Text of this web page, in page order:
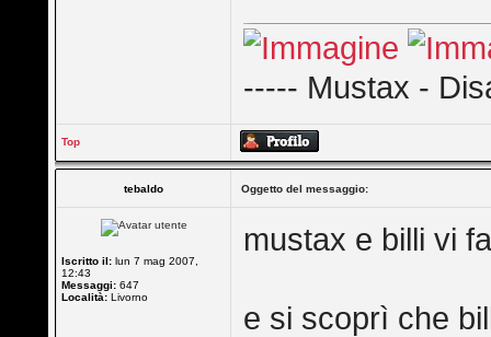
----- Mustax -
Top
tebaldo Oggetto del messaggio:
Iscritto il: lun 7 mag 2007,
12:43
Messaggi: 647
Località: Livorno
mustax e billi vi
e si scoprì che